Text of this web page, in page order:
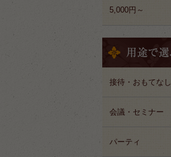
5,000円～
接待・おもてなし
会議・セミナー
パーティ